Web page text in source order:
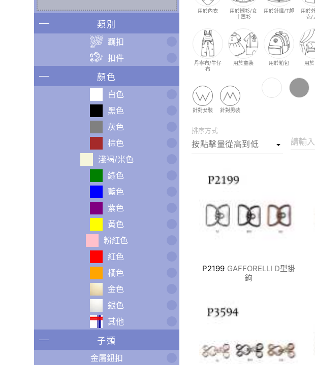
類別
羈扣
扣件
顏色
白色
黑色
灰色
棕色
淺褐/米色
綠色
藍色
紫色
黃色
粉紅色
紅色
橘色
金色
銀色
其他
子類
金屬鈕扣
用於內衣
用於襯衫/女
士罩衫
用於針織/T卹
用於
克/
丹寧布/牛仔
布
用於童裝 用於箱包 用
針對女裝 針對男裝
排序方式
請輸
P2199 GAFFORELLI D型掛
鉤